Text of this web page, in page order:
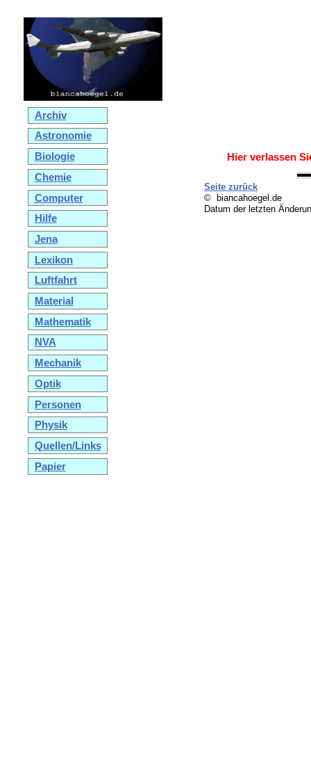
Archiv
Astronomie
Biologie
Chemie
Computer
Hilfe
Jena
Lexikon
Luftfahrt
Material
Mathematik
NVA
Mechanik
Optik
Personen
Physik
Quellen/Links
Papier
Hier verlassen
Seite zurück
© biancahoegel.de
Datum der letzten